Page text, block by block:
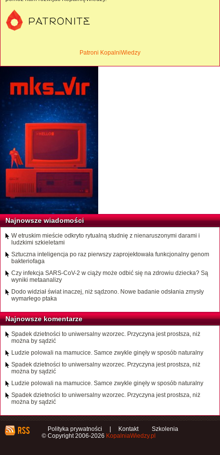
Patroni KopalniWiedzy
Najnowsze wiadomości
W etruskim mieście odkryto rytualną studnię z nienaruszonymi darami i
ludzkimi szkieletami
Sztuczna inteligencja po raz pierwszy zaprojektowała funkcjonalny genom
bakteriofaga
Czy infekcja SARS-CoV-2 w ciąży może odbić się na zdrowiu dziecka? Są
wyniki metaanalizy
Dodo widział świat inaczej, niż sądzono. Nowe badanie odsłania zmysły
wymarłego ptaka
Najnowsze komentarze
Spadek dzietności to uniwersalny wzorzec. Przyczyna jest prostsza, niż
można by sądzić
Ludzie polowali na mamucice. Samce zwykle ginęły w sposób naturalny
Spadek dzietności to uniwersalny wzorzec. Przyczyna jest prostsza, niż
można by sądzić
Ludzie polowali na mamucice. Samce zwykle ginęły w sposób naturalny
Spadek dzietności to uniwersalny wzorzec. Przyczyna jest prostsza, niż
można by sądzić
Polityka prywatności Kontakt
Szkolenia
© Copyright 2006-2026 KopalniaWiedzy.pl